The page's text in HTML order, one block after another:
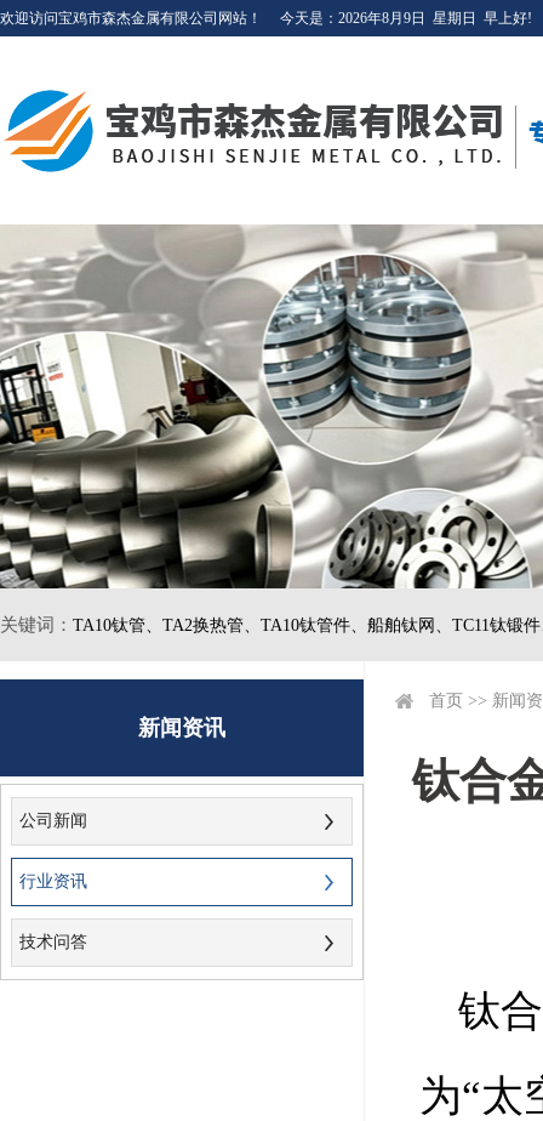
欢迎访问宝鸡市森杰金属有限公司网站！ 今天是： 2026年8月9日 星期日 早上好!
关键词： TA10钛管、 TA2换热管、 TA10钛管件、 船舶钛网、 TC11钛锻
新闻资讯
公司新闻
行业资讯
技术问答
首页 >> 新闻
钛合
钛
为“太